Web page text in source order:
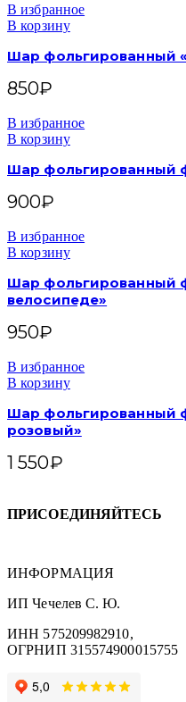
В избранное
В корзину
Шар фольгированный
850₽
В избранное
В корзину
Шар фольгированный
900₽
В избранное
В корзину
Шар фольгированный
велосипеде»
950₽
В избранное
В корзину
Шар фольгированный
розовый»
1 550₽
ПРИСОЕДИНЯЙТЕСЬ
ИНФОРМАЦИЯ
ИП Чечелев С. Ю.
ИНН 575209982910,
ОГРНИП 315574900015755